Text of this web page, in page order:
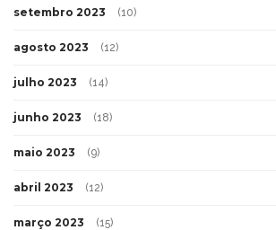
setembro 2023 (10)
agosto 2023 (12)
julho 2023 (14)
junho 2023 (18)
maio 2023 (9)
abril 2023 (12)
março 2023 (15)